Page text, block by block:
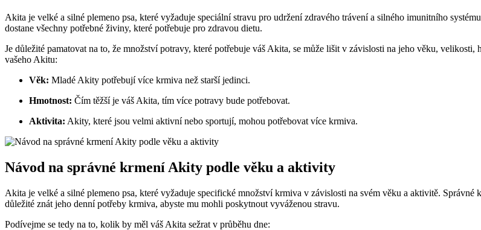
Akita je velké a silné plemeno psa, které vyžaduje speciální stravu pro udržení zdravého trávení a silného imunitního
dostane všechny potřebné živiny, které potřebuje pro zdravou dietu.
Je důležité pamatovat na to, že množství potravy, které potřebuje váš Akita, se může lišit v závislosti na jeho věku,
vašeho Akitu:
Věk: Mladé Akity potřebují více krmiva než starší jedinci.
Hmotnost: Čím těžší je váš Akita, tím více potravy bude potřebovat.
Aktivita: Akity, které jsou velmi aktivní nebo sportují, mohou potřebovat více krmiva.
Návod na správné krmení Akity podle věku a aktivity
Akita je velké a silné plemeno psa, které vyžaduje specifické množství krmiva v závislosti na svém věku a aktivitě.
důležité znát jeho denní potřeby krmiva, abyste mu mohli poskytnout vyváženou stravu.
Podívejme se tedy na to, kolik by měl váš Akita sežrat v průběhu dne: